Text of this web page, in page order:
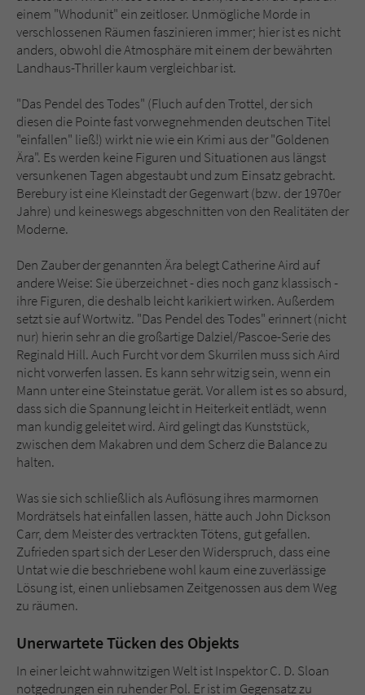
einem "Whodunit" ein zeitloser. Unmögliche Morde in
verschlossenen Räumen faszinieren immer; hier ist es nicht
anders, obwohl die Atmosphäre mit einem der bewährten
Landhaus-Thriller kaum vergleichbar ist.
"Das Pendel des Todes" (Fluch auf den Trottel, der sich
diesen die Pointe fast vorwegnehmenden deutschen Titel
"einfallen" ließ!) wirkt nie wie ein Krimi aus der "Goldenen
Ära". Es werden keine Figuren und Situationen aus längst
versunkenen Tagen abgestaubt und zum Einsatz gebracht.
Berebury ist eine Kleinstadt der Gegenwart (bzw. der 1970er
Jahre) und keineswegs abgeschnitten von den Realitäten der
Moderne.
Den Zauber der genannten Ära belegt Catherine Aird auf
andere Weise: Sie überzeichnet - dies noch ganz klassisch -
ihre Figuren, die deshalb leicht karikiert wirken. Außerdem
setzt sie auf Wortwitz. "Das Pendel des Todes" erinnert (nicht
nur) hierin sehr an die großartige Dalziel/Pascoe-Serie des
Reginald Hill. Auch Furcht vor dem Skurrilen muss sich Aird
nicht vorwerfen lassen. Es kann sehr witzig sein, wenn ein
Mann unter eine Steinstatue gerät. Vor allem ist es so absurd,
dass sich die Spannung leicht in Heiterkeit entlädt, wenn
man kundig geleitet wird. Aird gelingt das Kunststück,
zwischen dem Makabren und dem Scherz die Balance zu
halten.
Was sie sich schließlich als Auflösung ihres marmornen
Mordrätsels hat einfallen lassen, hätte auch John Dickson
Carr, dem Meister des vertrackten Tötens, gut gefallen.
Zufrieden spart sich der Leser den Widerspruch, dass eine
Untat wie die beschriebene wohl kaum eine zuverlässige
Lösung ist, einen unliebsamen Zeitgenossen aus dem Weg
zu räumen.
Unerwartete Tücken des Objekts
In einer leicht wahnwitzigen Welt ist Inspektor C. D. Sloan
notgedrungen ein ruhender Pol. Er ist im Gegensatz zu